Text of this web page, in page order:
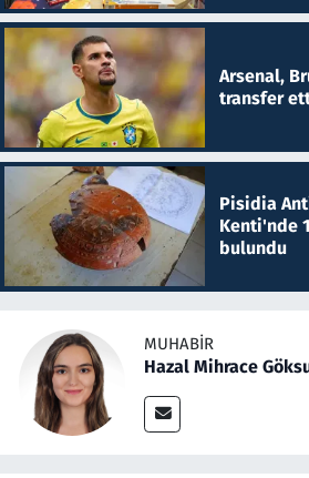
Arsenal,
transfer
Pisidia
Kenti'nde
bulundu
MUHABIR
Hazal Mihrace